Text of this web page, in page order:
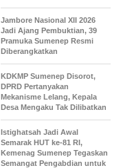
Jambore Nasional XII 2026
Jadi Ajang Pembuktian, 39
Pramuka Sumenep Resmi
Diberangkatkan
KDKMP Sumenep Disorot,
DPRD Pertanyakan
Mekanisme Lelang, Kepala
Desa Mengaku Tak Dilibatkan
Istighatsah Jadi Awal
Semarak HUT ke-81 RI,
Kemenag Sumenep Tegaskan
Semangat Pengabdian untuk